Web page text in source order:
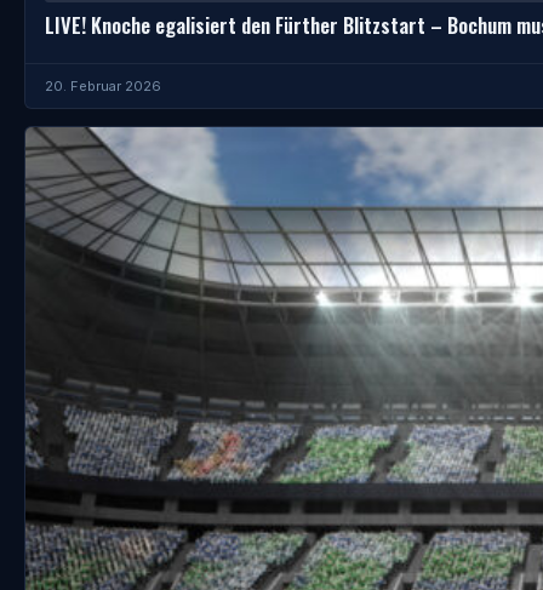
LIVE! Knoche egalisiert den Fürther Blitzstart – Bochum
20. Februar 2026